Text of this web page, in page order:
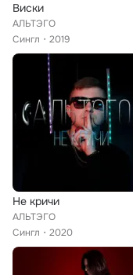
Виски
АЛЬТЭГО
Сингл
2019
Не кричи
АЛЬТЭГО
Сингл
2020